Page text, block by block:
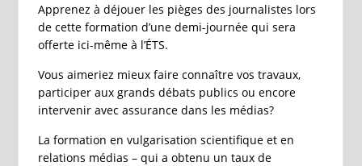
Apprenez à déjouer les pièges des journalistes lors
de cette formation d’une demi-journée qui sera
offerte ici-même à l’ÉTS.
Vous aimeriez mieux faire connaître vos travaux,
participer aux grands débats publics ou encore
intervenir avec assurance dans les médias?
La formation en vulgarisation scientifique et en
relations médias – qui a obtenu un taux de